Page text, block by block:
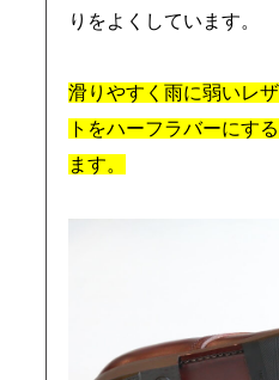
りをよくしています。
滑りやすく雨に弱いレ
トをハーフラバーにす
ます。